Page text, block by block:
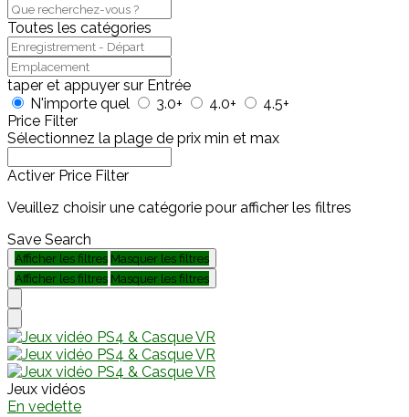
Toutes les catégories
taper et appuyer sur Entrée
N'importe quel
3.0+ 4.0+
4.5+
Price Filter
Sélectionnez la plage de prix min et max
Activer Price Filter
Veuillez choisir une catégorie pour afficher les filtres
Save Search
Afficher les filtres Masquer les filtres
Afficher les filtres Masquer les filtres
Jeux vidéos
En vedette